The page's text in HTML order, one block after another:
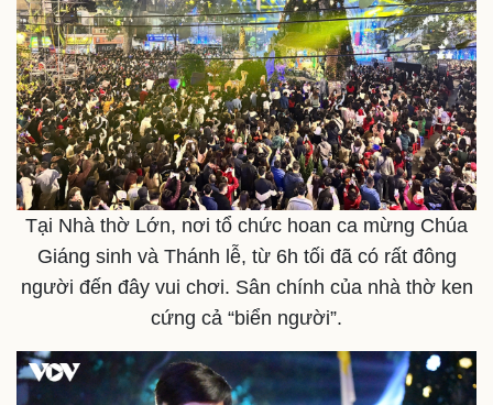
Pháp luật
Vụ án
Tin nóng
Tư vấn luật
Quân sự - Quốc phòng
Vũ khí
Việt Nam
Phân tích
Tại Nhà thờ Lớn, nơi tổ chức hoan ca mừng Chúa
Giáng sinh và Thánh lễ, từ 6h tối đã có rất đông
người đến đây vui chơi. Sân chính của nhà thờ ken
cứng cả “biển người”.